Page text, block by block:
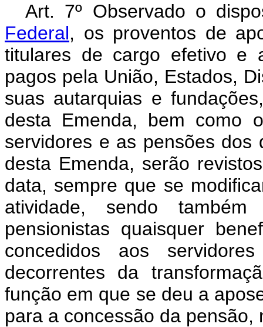
Art. 7º Observado o
Federal, os proventos de
titulares de cargo efetivo e
pagos pela União, Estados,
suas autarquias e
desta Emenda, bem como
servidores e as pensões dos
desta Emenda, serão
data, sempre que se
atividade, sendo
pensionistas quaisquer
concedidos aos
decorrentes da
função em que se deu a
para a concessão da pensão,